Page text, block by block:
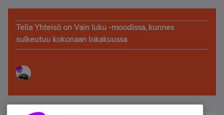
Telia Yhteisö on Vain luku -moodissa, kunnes
sulkeutuu kokonaan lokakuussa